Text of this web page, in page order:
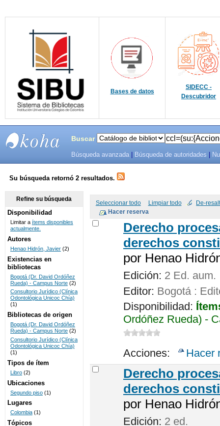
Bases de datos
SIDECC -
Descubridor
SISTEMAS
DE
BIBLIOTECAS
UNICOC
Buscar
Búsqueda avanzada Búsqueda de autoridades
Su búsqueda retornó 2 resultados.
Seleccionar todo Limpiar todo De-
Derecho
derechos
por Henao
Edición: 2 Ed. aum.
Editor: Bogotá :
Disponibilidad:
Ordóñez Rueda) -
Acciones: Hacer
Derecho
derechos
por Henao
Edición: 2 ed.
Refine su búsqueda
Disponibilidad
Limitar a ítems disponibles
actualmente.
Autores
Henao Hidrón, Javier (2)
Existencias en
bibliotecas
Bogotá (Dr. David Ordóñez
Rueda) - Campus Norte (2)
Consultorio Jurídico (Clínica
Odontológica Unicoc Chía)
(1)
Bibliotecas de origen
Bogotá (Dr. David Ordóñez
Rueda) - Campus Norte (2)
Consultorio Jurídico (Clínica
Odontológica Unicoc Chía)
(1)
Tipos de ítem
Libro (2)
Ubicaciones
Segundo piso (1)
Lugares
Colombia (1)
Tópicos